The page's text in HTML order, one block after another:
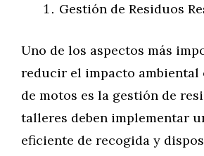
Gestión de Residuos
Uno de los aspectos más
reducir el impacto ambiental
de motos es la gestión de
talleres deben implementar
eficiente de recogida y